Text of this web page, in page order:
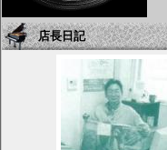
店長日記